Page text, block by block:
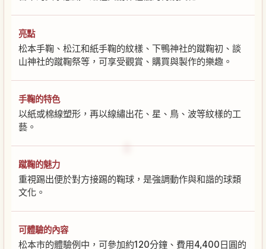
亮點
松本手鞠、松江和紙手鞠的紋樣、下鴨神社的蹴鞠初、談
山神社的蹴鞠祭等，可享受觀賞、購買與製作的樂趣。
手鞠的特色
以紙或棉線塑形，再以線繡出花、星、鳥、波等紋樣的工
藝。
蹴鞠的魅力
重視踢出便於對方接踢的鞠球，是強調動作與和諧的球類
文化。
可體驗的內容
松本市的體驗例中，可參加約120分鐘、費用4,400日圓的